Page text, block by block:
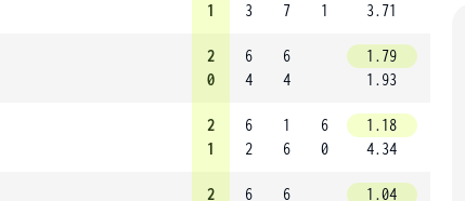
1
3
7
1
3.71
2
0
6
4
6
4
1.79
1.93
2
1
6
2
1
6
6
0
1.18
4.34
2 6 6 1.04